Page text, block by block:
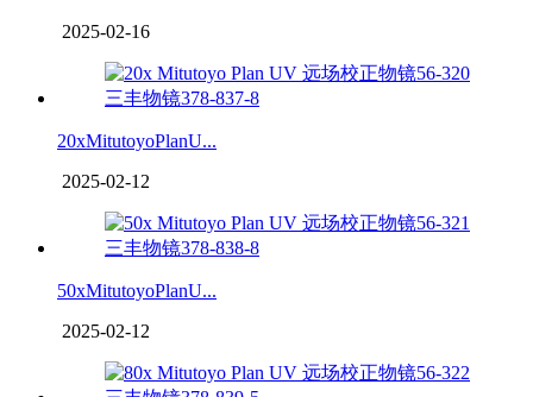
2025-02-16
20xMitutoyoPlanU...
2025-02-12
50xMitutoyoPlanU...
2025-02-12